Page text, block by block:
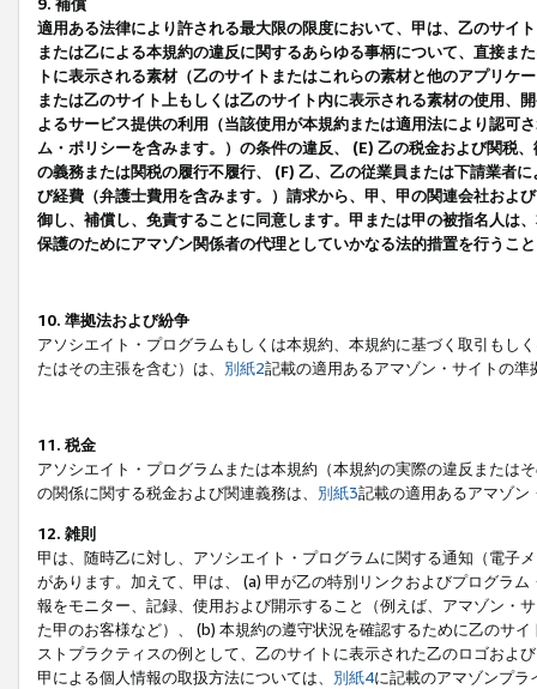
9. 補償
適用ある法律により許される最大限の限度において、甲は、乙のサイ
または乙による本規約の違反に関するあらゆる事柄について、直接ま
トに表示される素材（乙のサイトまたはこれらの素材と他のアプリ
または乙のサイト上もしくは乙のサイト内に表示される素材の使用、
よるサービス提供の利用（当該使用が本規約または適用法により認可
ム・ポリシーを含みます。）の条件の違反、 (E) 乙の税金および関税
の義務または関税の履行不履行、 (F) 乙、乙の従業員または下請業者
び経費（弁護士費用を含みます。）請求から、甲、甲の関連会社およ
御し、補償し、免責することに同意します。甲または甲の被指名人は
保護のためにアマゾン関係者の代理としていかなる法的措置を行うこ
10. 準拠法および紛争
アソシエイト・プログラムもしくは本規約、本規約に基づく取引もし
たはその主張を含む）は、 別紙2記載の適用あるアマゾン・サイトの
11. 税金
アソシエイト・プログラムまたは本規約（本規約の実際の違反または
の関係に関する税金および関連義務は、 別紙3記載の適用あるアマゾン
12. 雑則
甲は、随時乙に対し、アソシエイト・プログラムに関する通知（電子
があります。加えて、甲は、 (a) 甲が乙の特別リンクおよびプログラ
報をモニター、記録、使用および開示すること（例えば、アマゾン・
た甲のお客様など）、 (b) 本規約の遵守状況を確認するために乙のサ
ストプラクティスの例として、乙のサイトに表示された乙のロゴおよ
甲による個人情報の取扱方法については、 別紙4に記載のアマゾンプ